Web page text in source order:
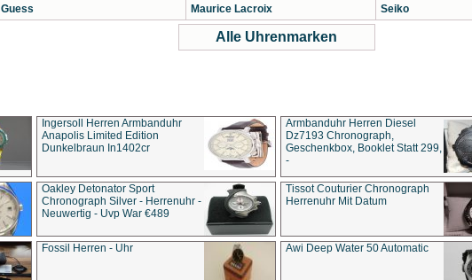
Guess Maurice Lacroix Seiko
Alle Uhrenmarken
Ingersoll Herren Armbanduhr
Anapolis Limited Edition
Dunkelbraun In1402cr
Armbanduhr Herren Diesel
Dz7193 Chro­no­graph,
Geschenkbox, Booklet Statt 299,
-
Oakley Detonator Sport
Chronograph Silver - Herrenuhr -
Neuwertig - Uvp War €489
Tissot Couturier Chronograph
Herrenuhr Mit Datum
Fossil Herren - Uhr Awi Deep Water 50 Automatic